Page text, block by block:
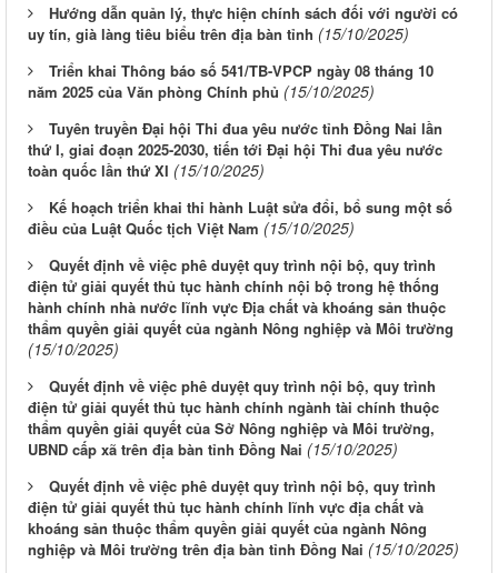
Hướng dẫn quản lý, thực hiện chính sách đối với người có
uy tín, già làng tiêu biểu trên địa bàn tỉnh (15/10/2025)
Triển khai Thông báo số 541/TB-VPCP ngày 08 tháng 10
năm 2025 của Văn phòng Chính phủ (15/10/2025)
Tuyên truyền Đại hội Thi đua yêu nước tỉnh Đồng Nai lần
thứ I, giai đoạn 2025-2030, tiến tới Đại hội Thi đua yêu nước
toàn quốc lần thứ XI (15/10/2025)
Kế hoạch triển khai thi hành Luật sửa đổi, bổ sung một số
điều của Luật Quốc tịch Việt Nam (15/10/2025)
Quyết định về việc phê duyệt quy trình nội bộ, quy trình
điện tử giải quyết thủ tục hành chính nội bộ trong hệ thống
hành chính nhà nước lĩnh vực Địa chất và khoáng sản thuộc
thẩm quyền giải quyết của ngành Nông nghiệp và Môi trường
(15/10/2025)
Quyết định về việc phê duyệt quy trình nội bộ, quy trình
điện tử giải quyết thủ tục hành chính ngành tài chính thuộc
thẩm quyền giải quyết của Sở Nông nghiệp và Môi trường,
UBND cấp xã trên địa bàn tỉnh Đồng Nai (15/10/2025)
Quyết định về việc phê duyệt quy trình nội bộ, quy trình
điện tử giải quyết thủ tục hành chính lĩnh vực địa chất và
khoáng sản thuộc thẩm quyền giải quyết của ngành Nông
nghiệp và Môi trường trên địa bàn tỉnh Đồng Nai (15/10/2025)